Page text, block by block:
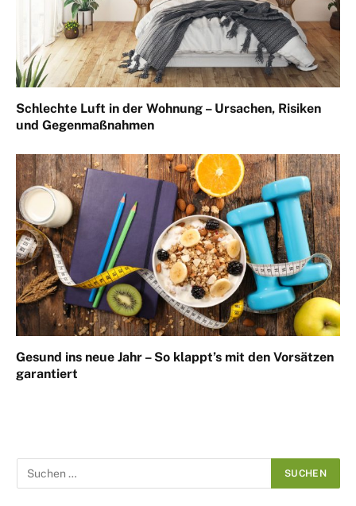
Schlechte Luft in der Wohnung – Ursachen, Risiken
und Gegenmaßnahmen
Gesund ins neue Jahr – So klappt’s mit den Vorsätzen
garantiert